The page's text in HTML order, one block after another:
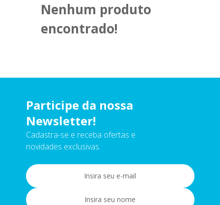
Nenhum produto
encontrado!
Participe da nossa
Newsletter!
Cadastra-se e receba ofertas e
novidades exclusivas.